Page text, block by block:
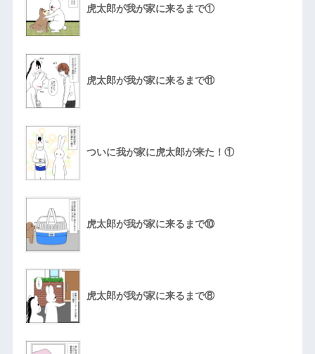
虎太郎が我が家に来るまで①
虎太郎が我が家に来るまで⑪
ついに我が家に虎太郎が来た！①
虎太郎が我が家に来るまで⑩
虎太郎が我が家に来るまで⑧